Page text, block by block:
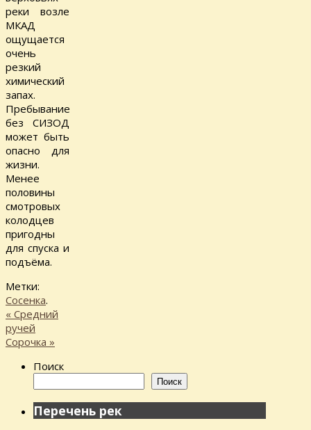
реки возле
МКАД
ощущается
очень
резкий
химический
запах.
Пребывание
без СИЗОД
может быть
опасно для
жизни.
Менее
половины
смотровых
колодцев
пригодны
для спуска и
подъёма.
Метки:
Сосенка.
« Средний
ручей
Сорочка »
Поиск
Поиск
Перечень рек